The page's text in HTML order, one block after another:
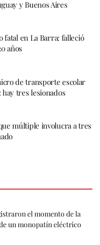
y Buenos Aires
fatal en La Barra: falleció
años
de transporte escolar
hay tres lesionados
múltiple involucra a tres
el momento de la
un monopatín eléctrico